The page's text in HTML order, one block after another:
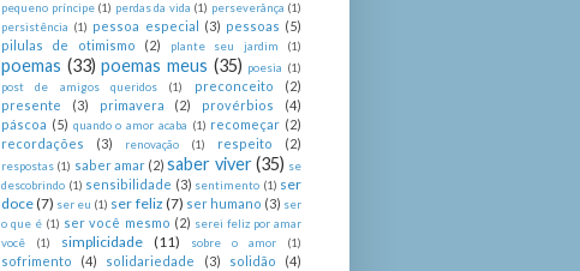
pequeno príncipe (1) perdas da vida (1) perseverânça (1)
persistência (1) pessoa especial (3) pessoas (5)
pilulas de otimismo
(2) plante seu jardim (1)
poemas (33) poemas meus (35) poesia (1)
post de amigos queridos
(1) preconceito
(2)
presente
(3) primavera (2) provérbios
(4)
páscoa (5) quando o amor acaba (1) recomeçar (2)
recordações
(3) renovação (1) respeito (2)
respostas (1) saber amar (2) saber viver (35) se
descobrindo (1) sensibilidade (3) sentimento (1) ser
doce(7) ser eu (1) ser feliz (7) ser humano (3) ser
o que é (1) ser você mesmo (2) serei feliz por amar
você
(1) simplicidade (11) sobre o amor (1)
sofrimento (4) solidariedade (3) solidão
(4)